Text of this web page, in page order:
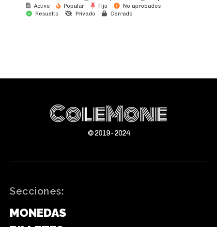
Activo
Popular Fijo
No aprobados
Resuelto
Privado Cerrado
ColeMone
© 2019 - 2024
Secciones:
MONEDAS